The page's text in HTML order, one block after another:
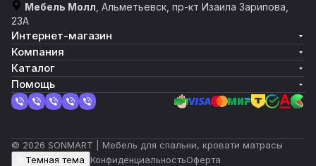
Мебель Молл , Альметьевск, пр-кт Изаила Зарипова,
23А
Интернет-магазин
Компания
Каталог
Помощь
© 2026 SONMART | Мебель для спальни, кровати матрасы
Темная тема
КонфиденциальностьОферта